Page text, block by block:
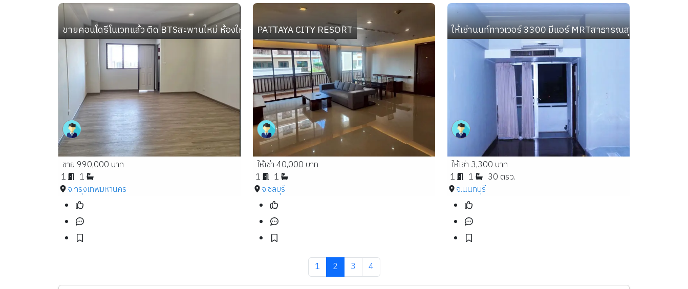
ขายคอนโดรีโนเวทแล้ว ติด BTSสะพานใหม่ ห้องใหญ่ 38 ตร.ม.
ขาย 990,000 บาท
1
1
จ.กรุงเทพมหานคร
PATTAYA CITY RESORT
ให้เช่า 40,000 บาท
1
1
จ.ชลบุรี
ให้เช่านนท์ทาวเวอร์ 3300 มีแอร์ MRTสาธารณสุข..
ให้เช่า 3,300 บาท
1
1
30 ตรว.
จ.นนทบุรี
1 2 3 4